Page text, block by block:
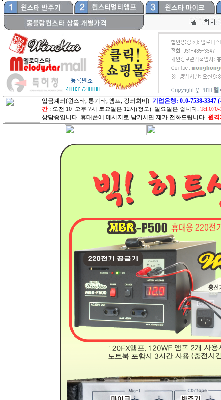
입금계좌(윈스타, 통기타, 앰프, 강좌회비) 기업은행: 010-7538-3347
간 : 오전 10~오후 7시 토요일은 12시(정오) 일요일은 쉽니다.
상담중입니다. 휴대폰에 메시지로 남기시면 제가 전화드립니다. 원